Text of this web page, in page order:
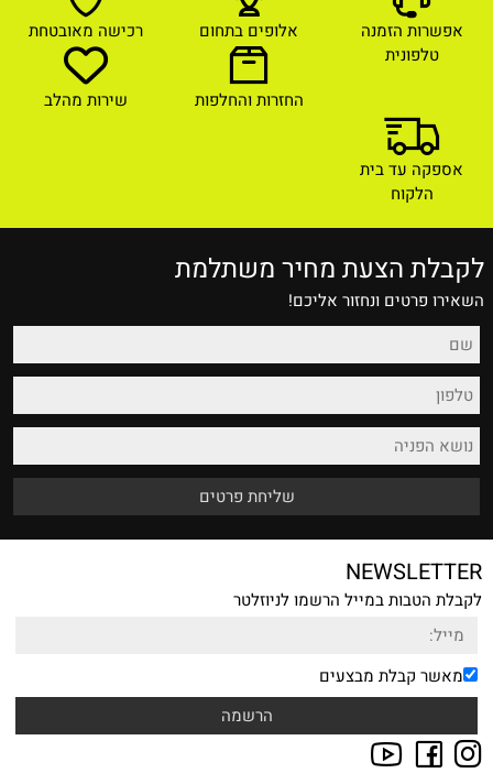
אפשרות הזמנה
טלפונית
אלופים בתחום רכישה מאובטחת
החזרות והחלפות שירות מהלב
אספקה עד בית
הלקוח
לקבלת הצעת מחיר משתלמת
השאירו פרטים ונחזור אליכם!
NEWSLETTER
לקבלת הטבות במייל הרשמו לניוזלטר
מאשר קבלת מבצעים